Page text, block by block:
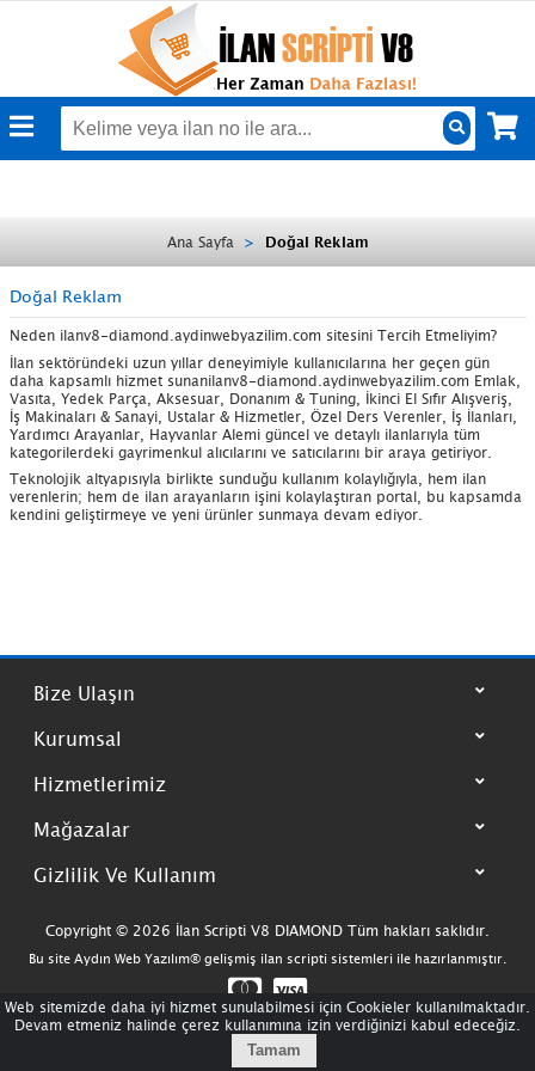
Ara
Ana Sayfa Doğal Reklam
Doğal Reklam
Neden ilanv8-diamond.aydinwebyazilim.com sitesini Tercih Etmeliyim?
İlan sektöründeki uzun yıllar deneyimiyle kullanıcılarına her geçen gün
daha kapsamlı hizmet sunanilanv8-diamond.aydinwebyazilim.com Emlak,
Vasıta, Yedek Parça, Aksesuar, Donanım & Tuning, İkinci El Sıfır Alışveriş,
İş Makinaları & Sanayi, Ustalar & Hizmetler, Özel Ders Verenler, İş İlanları,
Yardımcı Arayanlar, Hayvanlar Alemi güncel ve detaylı ilanlarıyla tüm
kategorilerdeki gayrimenkul alıcılarını ve satıcılarını bir araya getiriyor.
Teknolojik altyapısıyla birlikte sunduğu kullanım kolaylığıyla, hem ilan
verenlerin; hem de ilan arayanların işini kolaylaştıran portal, bu kapsamda
kendini geliştirmeye ve yeni ürünler sunmaya devam ediyor.
Bize Ulaşın
Kurumsal
Hizmetlerimiz
Mağazalar
Gizlilik Ve Kullanım
Copyright © 2026 İlan Scripti V8 DIAMOND Tüm hakları saklıdır.
Bu site Aydın Web Yazılım® gelişmiş ilan scripti sistemleri ile hazırlanmıştır.
Web sitemizde daha iyi hizmet sunulabilmesi için Cookieler kullanılmaktadır.
Devam etmeniz halinde çerez kullanımına izin verdiğinizi kabul edeceğiz.
Tamam